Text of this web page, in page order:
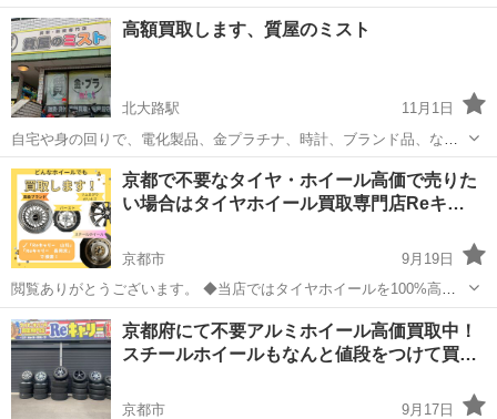
高額買取します、質屋のミスト
北大路駅
11月1日
自宅や身の回りで、電化製品、金プラチナ、時計、ブランド品、など
価値ある物を買取します。 査定は無料ですので、まずは商品をお持ち
下さい。 ご近所なら出張もしますので、お電話下さい。 京都府公安委
員会古物商認可
京都 京都市 北大路駅 リサイクルショップ 買取
京都で不要なタイヤ・ホイール高価で売りた
い場合はタイヤホイール買取専門店Reキ…
京都市
9月19日
閲覧ありがとうございます。 ◆当店ではタイヤホイールを100%高価
買取しております！ ”高級ブランドホイール”はもちろん！ 他社では買
い取れない ”タイヤがバーストしている”ホイール ”ガリキズ”、”リ...
京都 京都市 リサイクルショップ タイヤ
京都府にて不要アルミホイール高価買取中！
スチールホイールもなんと値段をつけて買…
京都市
9月17日